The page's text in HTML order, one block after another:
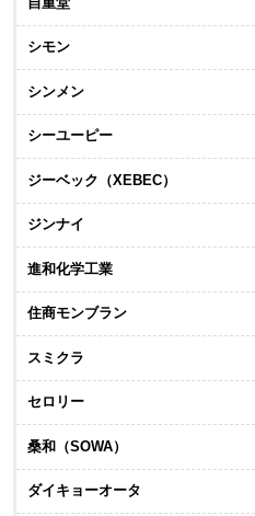
シモン
シンメン
シーユーピー
ジーベック（XEBEC）
ジンナイ
進和化学工業
住商モンブラン
スミクラ
セロリー
桑和（SOWA）
ダイキョーオータ